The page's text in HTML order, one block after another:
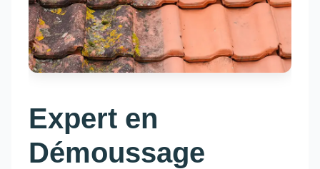
Expert en
Démoussage